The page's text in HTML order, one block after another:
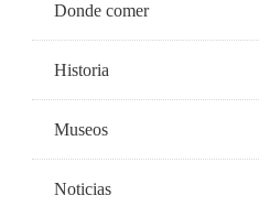
Donde comer
Historia
Museos
Noticias